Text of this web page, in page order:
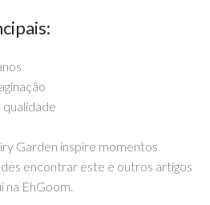
Garden inspire momentos
encontrar este e outros artigos
na EhGoom.